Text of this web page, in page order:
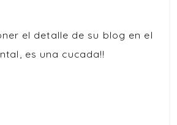
el detalle de su blog en el
es una cucada!!